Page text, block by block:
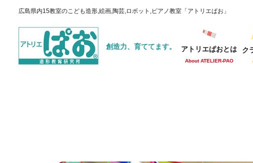
広島県内15教室のこども造形,絵画,陶芸,ロボット,ピアノ教室「アトリエぱお」
創造力、育ててます。 アトリエぱおとは
About ATELIER-PAO
ク